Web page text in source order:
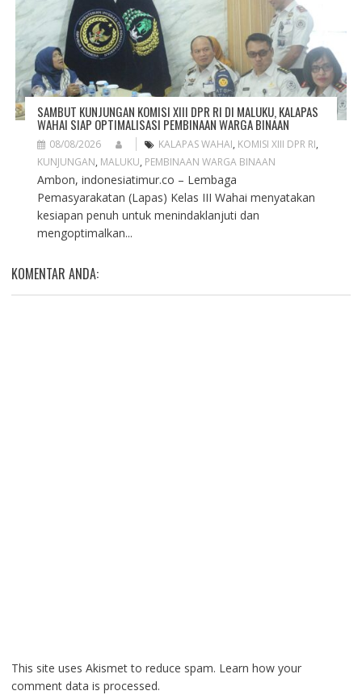
SAMBUT KUNJUNGAN KOMISI XIII DPR RI DI MALUKU, KALAPAS
WAHAI SIAP OPTIMALISASI PEMBINAAN WARGA BINAAN
08/08/2026 KALAPAS WAHAI, KOMISI XIII DPR RI,
KUNJUNGAN, MALUKU, PEMBINAAN WARGA BINAAN
Ambon, indonesiatimur.co – Lembaga
Pemasyarakatan (Lapas) Kelas III Wahai menyatakan
kesiapan penuh untuk menindaklanjuti dan
mengoptimalkan...
KOMENTAR ANDA:
This site uses Akismet to reduce spam. Learn how your
comment data is processed.